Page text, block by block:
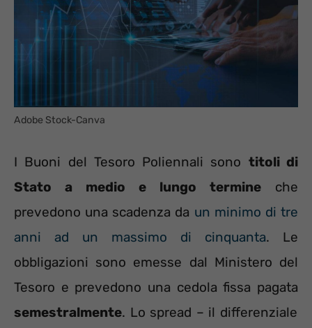
Adobe Stock-Canva
I Buoni del Tesoro Poliennali sono titoli di
Stato a medio e lungo termine che
prevedono una scadenza da un minimo di tre
anni ad un massimo di cinquanta. Le
obbligazioni sono emesse dal Ministero del
Tesoro e prevedono una cedola fissa pagata
semestralmente. Lo spread – il differenziale